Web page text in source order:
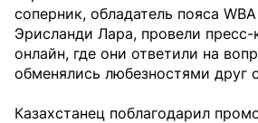
соперник, обладатель пояса
Эрисланди Лара, провели
онлайн, где они ответили на
обменялись любезностями друг
Казахстанец поблагодарил